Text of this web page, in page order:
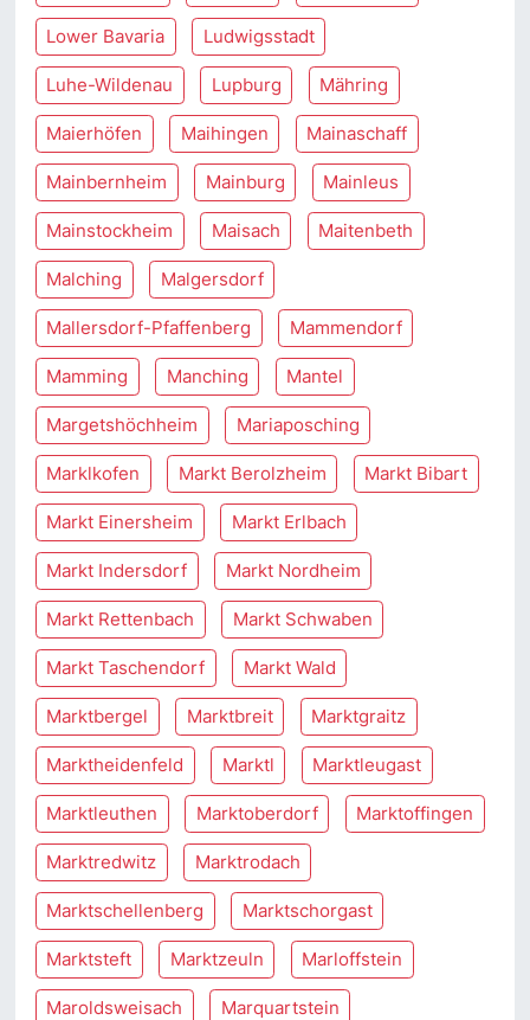
Lower Bavaria Ludwigsstadt
Luhe-Wildenau Lupburg Mähring
Maierhöfen Maihingen Mainaschaff
Mainbernheim Mainburg Mainleus
Mainstockheim Maisach Maitenbeth
Malching Malgersdorf
Mallersdorf-Pfaffenberg Mammendorf
Mamming Manching Mantel
Margetshöchheim Mariaposching
Marklkofen Markt Berolzheim Markt Bibart
Markt Einersheim Markt Erlbach
Markt Indersdorf Markt Nordheim
Markt Rettenbach Markt Schwaben
Markt Taschendorf Markt Wald
Marktbergel Marktbreit Marktgraitz
Marktheidenfeld Marktl Marktleugast
Marktleuthen Marktoberdorf Marktoffingen
Marktredwitz Marktrodach
Marktschellenberg Marktschorgast
Marktsteft Marktzeuln Marloffstein
Maroldsweisach Marquartstein